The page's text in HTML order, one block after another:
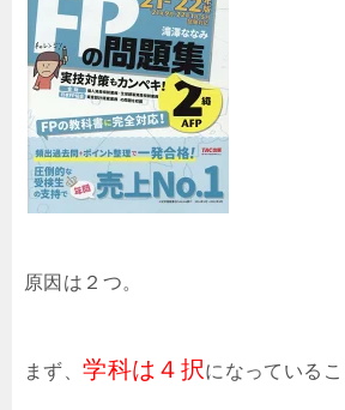
原因は２つ。
まず、学科は４択になっているこ